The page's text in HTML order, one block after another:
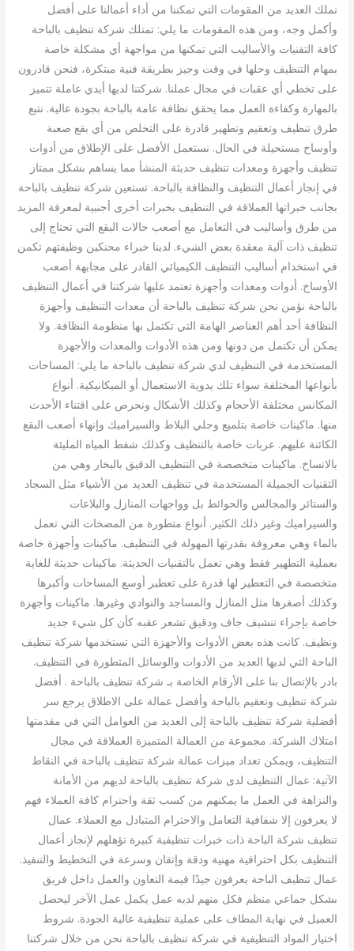
نملك العديد من المقومات التي تمكننا من أداء أعمالنا على أفضل
وأكمل وجه، ومن هذه المقومات ما يلي: تمتلك شركة تنظيف بالباحة
كافة التقنيات والأساليب التي تمكنها من مواجهة أي مشكلة خاصة
بمهام التنظيف وحلها في وقت وجيز بطريقة فنية مبتكرة، فنحن قادرون
على تخطي أي عقبات في مجال عملنا. شركتنا لديها أيدي عاملة تتميز
بالمهارة وكفاءة العمل مما يحقق نظافة عامة بالباحة بجودة عالية. نتبع
طرق تنظيف وتعقيم وتطهير قادرة على التخلص من أي بقع صعبة
وأوساخ مستحيلة في الحال. نستعمل الأفضل على الإطلاق من أدوات
تنظيف وأجهزة ومعدات تنظيف حديثة المنشأ مما يساهم بشكل ممتاز
في إنجاز أعمال التنظيف والنظافة بالباحة. تستعين شركة تنظيف بالباحة
بجانب خبراتها العملاقة في التنظيف بخبرات أخرى أجنبية لمعرفة المزيد
من طرق وأساليب في التعامل مع أصعب حالات البقع التي تحتاج إلى
تنظيف ذات آلية معقدة بعض الشيء. لدينا خبراء محنكين وظيفتهم تكمن
في استخدام أساليب التنظيف الكيميائي القادر على مجابهة أصعب
الأوساخ. أدوات ومعدات وأجهزة تعتمد عليها شركتنا في أعمال التنظيف
بالباحة نؤمن نحن شركة تنظيف بالباحة أن معدات التنظيف وأجهزة
النظافة أحد أهم العناصر الهامة التي تكتمل بها منظومة النظافة. ولا
يمكن أن تكتمل من دونها ومن هذه الأدوات والمعدات والأجهزة
المستخدمة في التنظيف لدي شركة تنظيف بالباحة ما يلي: المساحات
بأنواعها المختلفة سواء تلك يدوية الاستعمال أو الميكانيكية. أنواع
المكانس مختلفة الأحجام وكذلك الأشكال ونحرص على اقتناء الأحدث
منها. ماكينات خاصة بتلميع وجلي البلاط والسيراميك وإنهاء أصعب البقع
الكائنة عليهم. عربات خاصة بالتنظيف وكذلك شفط المياه المليئة
بالاتساخ. ماكينات متخصصة في التنظيف الدقيق بالبخار وهي من
التقنيات الجميلة المستخدمة في تنظيف العديد من الأشياء مثل السجاد
والستائر والمجالس والحوائط بل وواجهات المنازل والبلاعات
والسيراميك وغير ذلك الكثير. أنواع متطورة من المضخات التي تعمل
بالماء وهي معروفة بقدرتها المهولة في التنظيف. ماكينات وأجهزة خاصة
بعملية التطهير فقط وهي تعمل بالتقنيات الحديثة. ماكينات حديثة للغاية
متخصصة في التعطير لها قدرة على تعطير أوسع المساحات وأكبرها
وكذلك أصغرها مثل المنازل والمساجد والنوادي وغيرها. ماكينات وأجهزة
خاصة بإجراء تنشيف جاف ودقيق تشعر عقبه كأن كل شيء جديد
ونظيف. كانت هذه بعض الأدوات والأجهزة التي تستخدمها شركة تنظيف
الباحة التي لديها العديد من الأدوات والوسائل المتطورة في التنظيف.
بادر بالإتصال بنا على الأرقام الخاصة بـ شركة تنظيف بالباحة . أفضل
شركة تنظيف وتعقيم بالباحة وأفضل عمالة على الاطلاق يرجع سر
أفضلية شركة تنظيف بالباحة إلى العديد من العوامل التي في مقدمتها
امتلاك الشركة. مجموعة من العمالة المتميزة العملاقة في مجال
التنظيف، ويمكن تعداد ميزات عمالة شركة تنظيف بالباحة في النقاط
الآتية: عمال التنظيف لدى شركة تنظيف بالباحة لديهم من الأمانة
والنزاهة في العمل ما يمكنهم من كسب ثقة واحترام كافة العملاء فهم
لا يعرفون إلا شفافية التعامل والاحترام المتبادل مع العملاء. عمال
تنظيف شركة الباحة ذات خبرات تنظيفية كبيرة تؤهلهم لإنجاز أعمال
التنظيف بكل احترافية مهنية ودقة وإتقان وسرعة في التخطيط والتنفيذ.
عمال تنظيف الباحة يعرفون جيدًا قيمة التعاون والعمل داخل فريق
بشكل جماعي منظم فكل منهم لديه عمل يكمل عمل الآخر ليحصل
العميل في نهاية المطاف على عملية تنظيفية عالية الجودة. شروط
اختيار المواد التنظيفية في شركة تنظيف بالباحة نحن من خلال شركتنا